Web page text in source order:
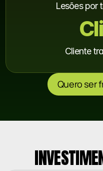
Lesões por
Cliente
Quero ser